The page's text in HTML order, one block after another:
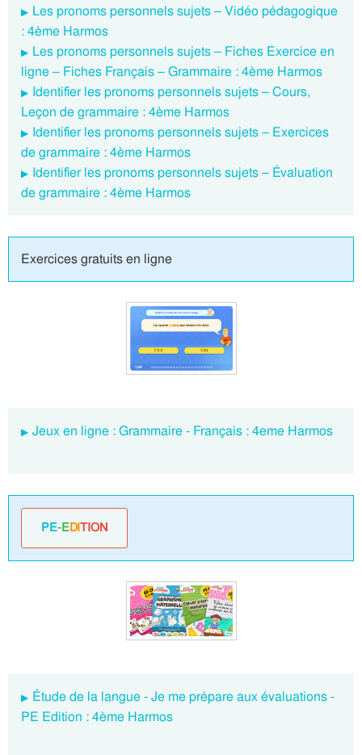
Les pronoms personnels sujets – Vidéo pédagogique
: 4ème Harmos
Les pronoms personnels sujets – Fiches Exercice en
ligne – Fiches Français – Grammaire : 4ème Harmos
Identifier les pronoms personnels sujets – Cours,
Leçon de grammaire : 4ème Harmos
Identifier les pronoms personnels sujets – Exercices
de grammaire : 4ème Harmos
Identifier les pronoms personnels sujets – Évaluation
de grammaire : 4ème Harmos
Exercices gratuits en ligne
Jeux en ligne : Grammaire - Français : 4eme Harmos
PE-EDITION
Étude de la langue - Je me prépare aux évaluations -
PE Edition : 4ème Harmos